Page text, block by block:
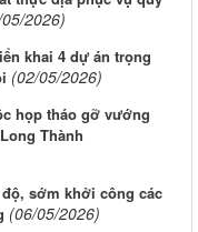
2026)
khai 4 dự án trọng
(02/05/2026)
họp tháo gỡ vướng
Thành
sớm khởi công các
(06/05/2026)